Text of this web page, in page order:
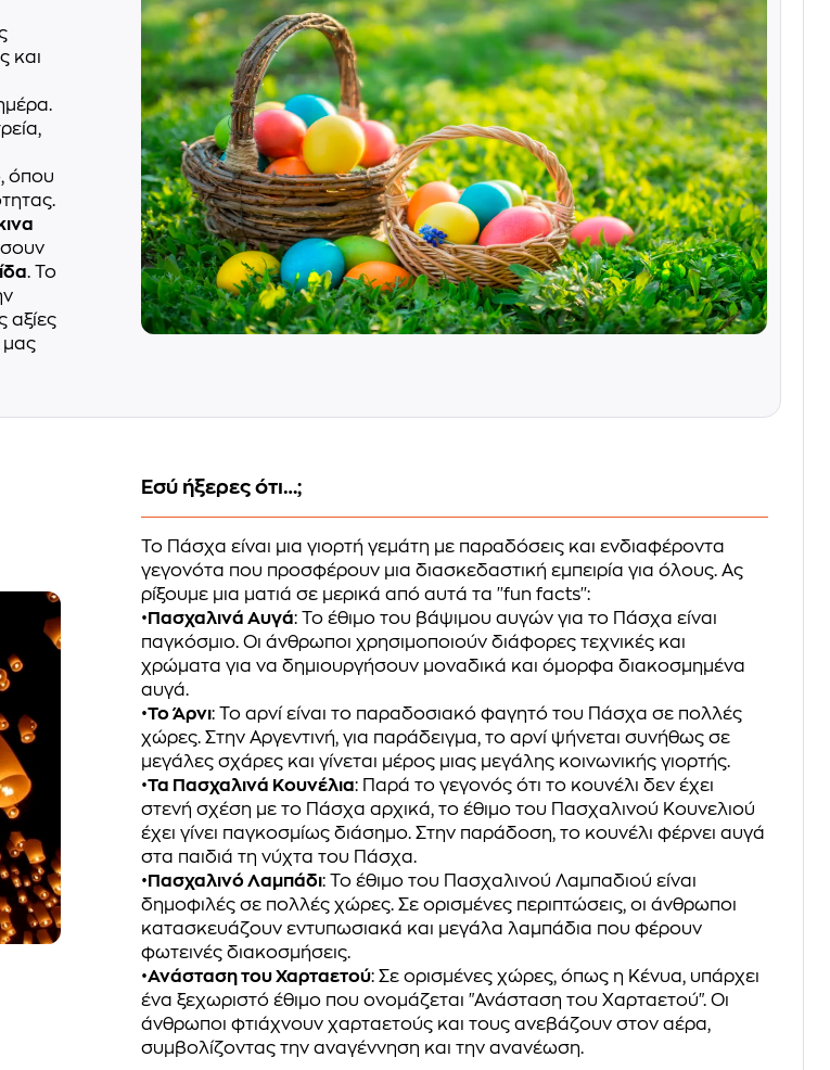
και
, όπου
. Το
αξίες
μας
Εσύ ήξερες ότι…;
Το Πάσχα είναι μια γιορτή γεμάτη με παραδόσεις και ενδιαφέροντα
γεγονότα που προσφέρουν μια διασκεδαστική εμπειρία για όλους. Ας
ρίξουμε μια ματιά σε μερικά από αυτά τα ''fun facts'':
• Πασχαλινά Αυγά: Το έθιμο του βάψιμου αυγών για το Πάσχα είναι
παγκόσμιο. Οι άνθρωποι χρησιμοποιούν διάφορες τεχνικές και
χρώματα για να δημιουργήσουν μοναδικά και όμορφα διακοσμημένα
αυγά.
•Το Άρνι: Το αρνί είναι το παραδοσιακό φαγητό του Πάσχα σε πολλές
χώρες. Στην Αργεντινή, για παράδειγμα, το αρνί ψήνεται συνήθως σε
μεγάλες σχάρες και γίνεται μέρος μιας μεγάλης κοινωνικής γιορτής.
•Τα Πασχαλινά Κουνέλια: Παρά το γεγονός ότι το κουνέλι δεν έχει
στενή σχέση με το Πάσχα αρχικά, το έθιμο του Πασχαλινού Κουνελιού
έχει γίνει παγκοσμίως διάσημο. Στην παράδοση, το κουνέλι φέρνει αυγά
στα παιδιά τη νύχτα του Πάσχα.
• Πασχαλινό Λαμπάδι: Το έθιμο του Πασχαλινού Λαμπαδιού είναι
δημοφιλές σε πολλές χώρες. Σε ορισμένες περιπτώσεις, οι άνθρωποι
κατασκευάζουν εντυπωσιακά και μεγάλα λαμπάδια που φέρουν
φωτεινές διακοσμήσεις.
•Ανάσταση του Χαρταετού: Σε ορισμένες χώρες, όπως η Κένυα, υπάρχει
ένα ξεχωριστό έθιμο που ονομάζεται "Ανάσταση του Χαρταετού". Οι
άνθρωποι φτιάχνουν χαρταετούς και τους ανεβάζουν στον αέρα,
συμβολίζοντας την αναγέννηση και την ανανέωση.